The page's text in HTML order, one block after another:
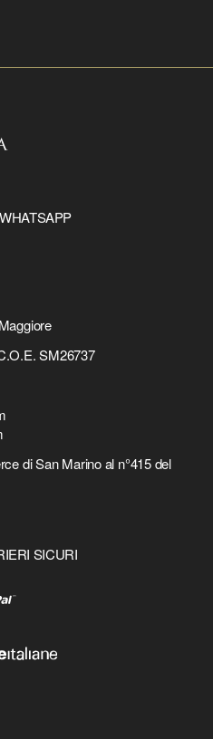
SM26737
di San Marino al n°415 del
SICURI